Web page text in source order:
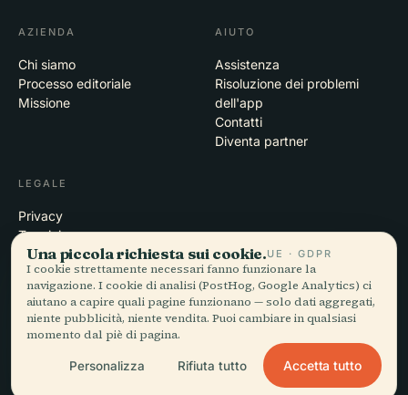
AZIENDA
Chi siamo
Processo editoriale
Missione
AIUTO
Assistenza
Risoluzione dei problemi
dell'app
Contatti
Diventa partner
LEGALE
Privacy
Termini
Impostazioni cookie
Elimina account
© 2026 Audiala · Realizzata a Morges, Svizzera, in viaggio e tra le
EN · FR · DE · ES · IT · PT · JA · ZH · HI · RU · CS · AR
Una piccola richiesta sui cookie.UE · GDPR
I cookie strettamente necessari fanno funzionare la
navigazione. I cookie di analisi (PostHog, Google Analytics) ci
aiutano a capire quali pagine funzionano — solo dati aggregati,
niente pubblicità, niente vendita. Puoi cambiare in qualsiasi
momento dal piè di pagina.
Personalizza Rifiuta tutto Accetta tutto